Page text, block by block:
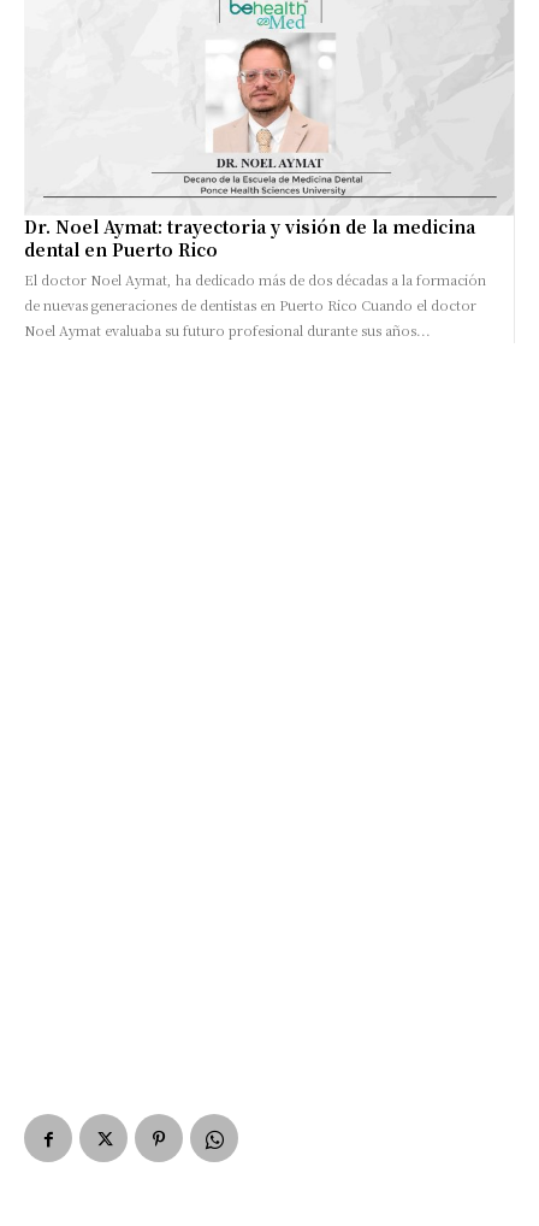
Dr. Noel Aymat: trayectoria y visión de la medicina
dental en Puerto Rico
El doctor Noel Aymat, ha dedicado más de dos décadas a la formación
de nuevas generaciones de dentistas en Puerto Rico Cuando el doctor
Noel Aymat evaluaba su futuro profesional durante sus años...